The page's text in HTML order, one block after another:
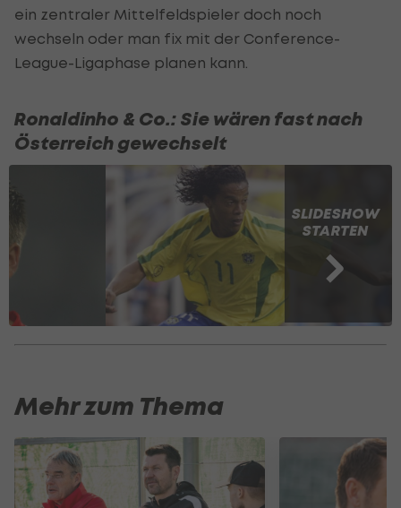
ein zentraler Mittelfeldspieler doch noch
wechseln oder man fix mit der Conference-
League-Ligaphase planen kann.
Ronaldinho & Co.: Sie wären fast nach
Österreich gewechselt
SLIDESHOW
STARTEN
Mehr zum Thema